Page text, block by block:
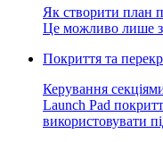
Як створити план
Це можливо лише з
Покриття та
Керування
Launch Pad
використовувати